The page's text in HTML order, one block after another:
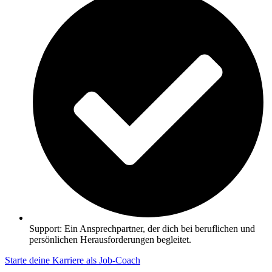
Support: Ein Ansprechpartner, der dich bei beruflichen und
persönlichen Herausforderungen begleitet.
Starte deine Karriere als Job-Coach